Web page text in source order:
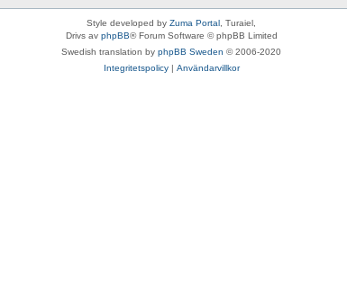
Style developed by Zuma Portal , Turaiel,
Drivs av phpBB® Forum Software © phpBB Limited
Swedish translation by phpBB Sweden © 2006-2020
Integritetspolicy| Användarvillkor